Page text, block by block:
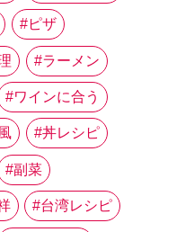
ピザ
ラーメン
ワインに合う
丼レシピ
副菜
台湾レシピ